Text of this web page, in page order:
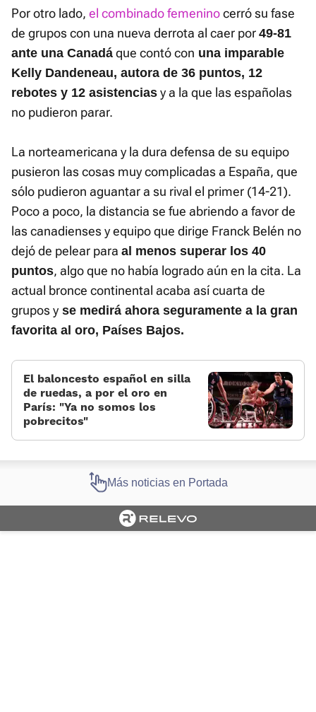
Por otro lado, el combinado femeninocerró su fase
de grupos con una nueva derrota al caer por 49-81
ante una Canadá que contó con una imparable
Kelly Dandeneau, autora de 36 puntos, 12
rebotes y 12 asistencias y a la que las españolas
no pudieron parar.
La norteamericana y la dura defensa de su equipo
pusieron las cosas muy complicadas a España, que
sólo pudieron aguantar a su rival el primer (14-21).
Poco a poco, la distancia se fue abriendo a favor de
las canadienses y equipo que dirige Franck Belén no
dejó de pelear para al menos superar los 40
puntos, algo que no había logrado aún en la cita. La
actual bronce continental acaba así cuarta de
grupos y se medirá ahora seguramente a la gran
favorita al oro, Países Bajos.
El baloncesto español en silla
de ruedas, a por el oro en
París: “Ya no somos los
pobrecitos”
Más noticias en Portada